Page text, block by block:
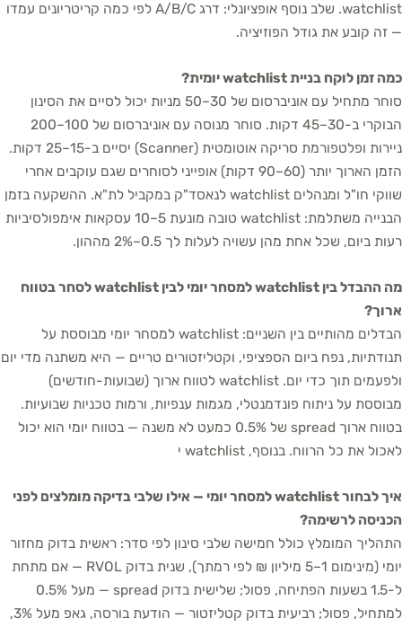
watchlist. שלב נוסף אופציונלי: דרג A/B/C לפי כמה קריטריונים עמדו
— זה קובע את גודל הפוזיציה.
כמה זמן לוקח בניית watchlist יומית?
סוחר מתחיל עם אוניברסום של 30–50 מניות יכול לסיים את הסינון
הבוקרי ב-30–45 דקות. סוחר מנוסה עם אוניברסום של 100–200
ניירות ופלטפורמת סריקה אוטומטית (Scanner) יסיים ב-15–25 דקות.
הזמן הארוך יותר (60–90 דקות) אופייני לסוחרים שגם עוקבים אחרי
שווקי חו"ל ומנהלים watchlist לנאסד"ק במקביל לת"א. ההשקעה בזמן
הבנייה משתלמת: watchlist טובה מונעת 5–10 עסקאות אימפולסיביות
רעות ביום, שכל אחת מהן עשויה לעלות לך 0.5–2% מההון.
מה ההבדל בין watchlist למסחר יומי לבין watchlist לסחר בטווח
ארוך?
הבדלים מהותיים בין השניים: watchlist למסחר יומי מבוססת על
תנודתיות, נפח ביום הספציפי, וקטליזטורים טריים — היא משתנה מדי יום
ולפעמים תוך כדי יום. watchlist לטווח ארוך (שבועות-חודשים)
מבוססת על ניתוח פונדמנטלי, מגמות ענפיות, ורמות טכניות שבועיות.
בטווח ארוך spread של 0.5% כמעט לא משנה — בטווח יומי הוא יכול
לאכול את כל הרווח. בנוסף, watchlist י
איך לבחור watchlist למסחר יומי — אילו שלבי בדיקה מומלצים לפני
הכניסה לרשימה?
התהליך המומלץ כולל חמישה שלבי סינון לפי סדר: ראשית בדוק מחזור
יומי (מינימום 1–5 מיליון ₪ לפי רמתך), שנית בדוק RVOL — אם מתחת
ל-1.5 בשעות הפתיחה, פסול; שלישית בדוק spread — מעל 0.5%
למתחיל, פסול; רביעית בדוק קטליזטור — הודעת בורסה, גאפ מעל 3%,